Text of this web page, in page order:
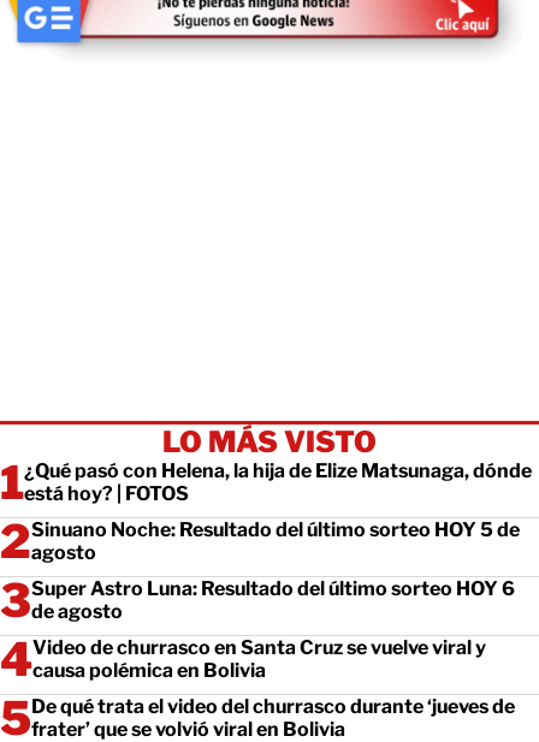
LO MÁS VISTO
¿Qué pasó con Helena, la hija de Elize Matsunaga, dónde
está hoy? | FOTOS
Sinuano Noche: Resultado del último sorteo HOY 5 de
agosto
Super Astro Luna: Resultado del último sorteo HOY 6
de agosto
Video de churrasco en Santa Cruz se vuelve viral y
causa polémica en Bolivia
De qué trata el video del churrasco durante ‘jueves de
frater’ que se volvió viral en Bolivia